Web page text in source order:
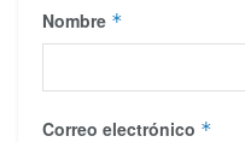
Nombre *
Correo electrónico *